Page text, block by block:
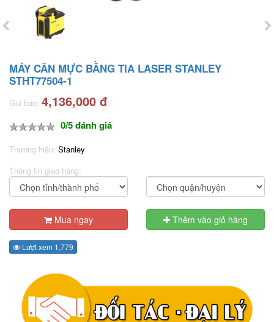
MÁY CÂN MỰC BẰNG TIA LASER STANLEY
STHT77504-1
Giá bán: 4,136,000 đ
0/5 đánh giá
Thương hiệu: Stanley
Thông tin giao hàng:
Mua ngay Thêm vào giỏ hàng
Lượt xem 1,779